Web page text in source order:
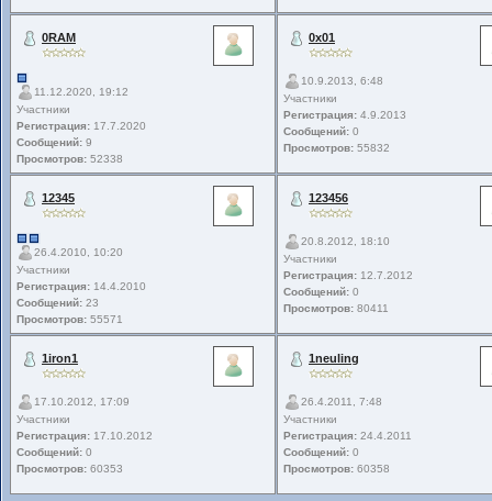
0RAM
11.12.2020, 19:12
Участники
Регистрация: 17.7.2020
Сообщений: 9
Просмотров: 52338
0x01
10.9.2013, 6:48
Участники
Регистрация: 4.9.2013
Сообщений: 0
Просмотров: 55832
12345
26.4.2010, 10:20
Участники
Регистрация: 14.4.2010
Сообщений: 23
Просмотров: 55571
123456
20.8.2012, 18:10
Участники
Регистрация: 12.7.2012
Сообщений: 0
Просмотров: 80411
1iron1
17.10.2012, 17:09
Участники
Регистрация: 17.10.2012
Сообщений: 0
Просмотров: 60353
1neuling
26.4.2011, 7:48
Участники
Регистрация: 24.4.2011
Сообщений: 0
Просмотров: 60358